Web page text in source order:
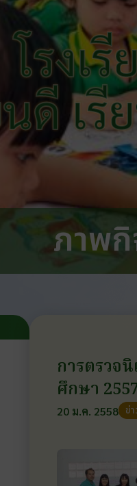
โรงเ
นดี เ
ภาพ
การตรวจ
ศึกษา
20 ม.ค. 2558 ข่